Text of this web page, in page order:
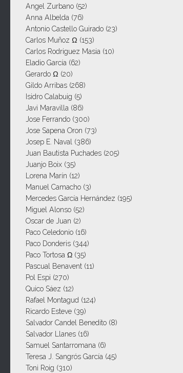
Angel Zurbano (52)
Anna Albelda (76)
Antonio Castello Guirado (23)
Carlos Muñoz Ω (153)
Carlos Rodriguez Masia (10)
Eladio García (62)
Gerardo Ω (20)
Gildo Arribas (268)
Isidro Calabuig (5)
Javi Maravilla (86)
Jose Ferrando (300)
Jose Sapena Oron (73)
Josep E. Naval (386)
Juan Bautista Puchades (205)
Juanjo Boix (35)
Lorena Marín (12)
Manuel Camacho (3)
Mercedes García Hernández (195)
Miguel Alonso (52)
Oscar de Juan (2)
Paco Celedonio (16)
Paco Donderis (344)
Paco Tortosa Ω (35)
Pascual Benavent (11)
Pol Espi (270)
Quico Sáez (12)
Rafael Montagud (124)
Ricardo Esteve (39)
Salvador Candel Benedito (8)
Salvador Llanes (16)
Samuel Santarromana (6)
Teresa J. Sangrós García (45)
Toni Roig (310)